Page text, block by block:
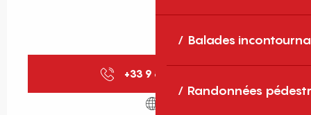
Balades
Randonnées
+33 9 85 10 51